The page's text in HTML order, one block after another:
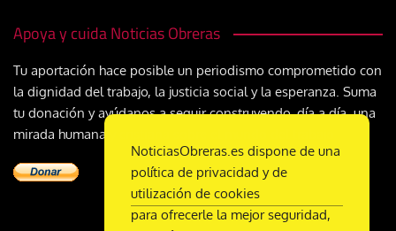
Apoya y cuida Noticias Obreras
Tu aportación hace posible un periodismo comprometido con
la dignidad del trabajo, la justicia social y la esperanza. Suma
tu donación y ayúdanos a seguir construyendo, día a día, una
mirada humana y cristiana sobre el mundo del trabajo
NoticiasObreras.es dispone de una
política de privacidad y de
utilización de cookies
para ofrecerle la mejor seguridad,